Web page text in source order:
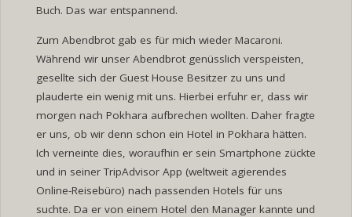
Buch. Das war entspannend.
Zum Abendbrot gab es für mich wieder Macaroni.
Während wir unser Abendbrot genüsslich verspeisten,
gesellte sich der Guest House Besitzer zu uns und
plauderte ein wenig mit uns. Hierbei erfuhr er, dass wir
morgen nach Pokhara aufbrechen wollten. Daher fragte
er uns, ob wir denn schon ein Hotel in Pokhara hätten.
Ich verneinte dies, woraufhin er sein Smartphone zückte
und in seiner TripAdvisor App (weltweit agierendes
Online-Reisebüro) nach passenden Hotels für uns
suchte. Da er von einem Hotel den Manager kannte und